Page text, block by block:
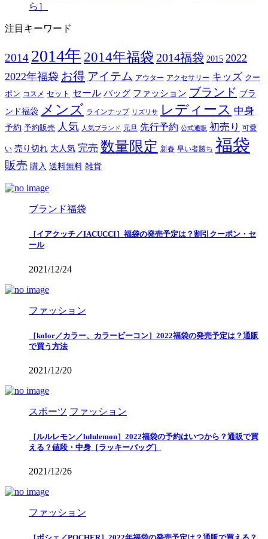
ら］
注目キーワード
2014 2014年 2014年福袋 2014福袋 2015 2022
2022年福袋 お得 アイテム アウター アクセサリー キッズ クー
ポン コスメ セット セール バッグ ファッション ブランド ブラ
ンド福袋 メンズ ラインナップ リズリサ レディース 中身
予約 予約販売 人気 人気ブランド 元旦 先行予約 公式通販 初売り 可愛
い 売り切れ 大人気 完売 数量限定 新春 早い者勝ち 福袋
販売 購入 送料無料 雑貨
ブランド福袋
［イアクッチ／IACUCCI］福袋の発売予定は？割引クーポン・セ
ール
2021/12/24
ファッション
［kolor／カラー、カラービーコン］2022福袋の発売予定は？通販
で買う方法
2021/12/20
スポーツ ファッション
［ルルレモン／lululemon］2022福袋の予約はいつから？通販で買
える？値段・中身［ラッキーバッグ］
2021/12/26
ファッション